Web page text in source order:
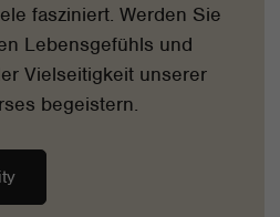
fasziniert. Werden Sie
Lebensgefühls und
Vielseitigkeit unserer
begeistern.